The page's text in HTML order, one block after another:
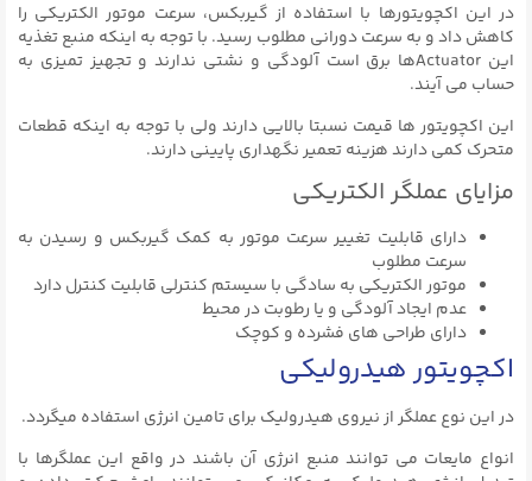
در این اکچویتورها با استفاده از گیربکس، سرعت موتور الکتریکی را
کاهش داد و به سرعت دورانی مطلوب رسید. با توجه به اینکه منبع تغذیه
این Actuatorها برق است آلودگی و نشتی ندارند و تجهیز تمیزی به
حساب می‌ آیند.
این اکچویتور ها قیمت نسبتا بالایی دارند ولی با توجه به اینکه قطعات
متحرک کمی دارند هزینه تعمیر نگهداری پایینی دارند.
مزایای عملگر الکتریکی
دارای قابلیت تغییر سرعت موتور به کمک گیربکس و رسیدن به
سرعت مطلوب
موتور الکتریکی به سادگی با سیستم کنترلی قابلیت کنترل دارد
عدم ایجاد آلودگی و یا رطوبت در محیط
دارای طراحی های فشرده و کوچک
اکچویتور هیدرولیکی
در این نوع عملگر از نیروی هیدرولیک برای تامین انرژی استفاده میگردد.
انواع مایعات می توانند منبع انرژی آن باشند در واقع این عملگرها با